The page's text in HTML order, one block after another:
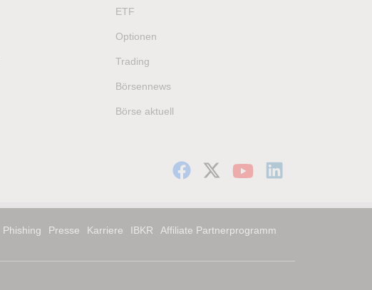
ETF
Optionen
Trading
Börsennews
Börse aktuell
Phishing Presse Karriere IBKR
Affiliate Partnerprogramm